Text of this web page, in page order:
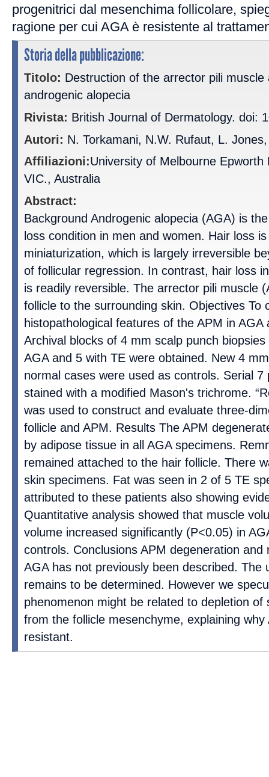
progenitrici dal mesenchima follicolare,
ragione per cui AGA è resistente al
Storia della pubblicazione:
Titolo: Destruction of the arrector pili
androgenic alopecia
Rivista: British Journal of Dermatology. doi:
Autori: N. Torkamani, N.W. Rufaut, L.
Affiliazioni:University of Melbourne Epworth
VIC., Australia
Abstract:
Background Androgenic alopecia (AGA) is
loss condition in men and women. Hair loss
miniaturization, which is largely irreversible
of follicular regression. In contrast, hair loss
is readily reversible. The arrector pili muscle
follicle to the surrounding skin. Objectives To
histopathological features of the APM in AGA
Archival blocks of 4 mm scalp punch
AGA and 5 with TE were obtained. New 4
normal cases were used as controls. Serial 7
stained with a modified Mason's trichrome.
was used to construct and evaluate three-
follicle and APM. Results The APM
by adipose tissue in all AGA specimens.
remained attached to the hair follicle. There
skin specimens. Fat was seen in 2 of 5 TE
attributed to these patients also showing
Quantitative analysis showed that muscle
volume increased significantly (P<0.05) in
controls. Conclusions APM degeneration
AGA has not previously been described. The
remains to be determined. However we
phenomenon might be related to depletion of
from the follicle mesenchyme, explaining
resistant.